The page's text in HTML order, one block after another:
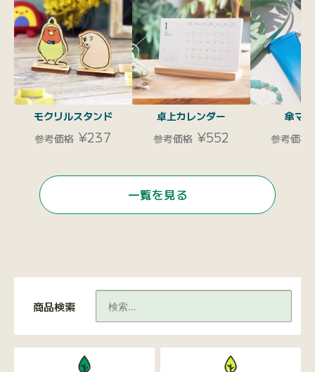
モクリルスタンド
参考価格 ¥237
卓上カレンダー
参考価格 ¥552
傘マ
参考価格
一覧を見る
商品検索